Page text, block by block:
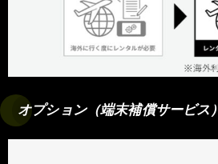
オプション（端末補償サービス）